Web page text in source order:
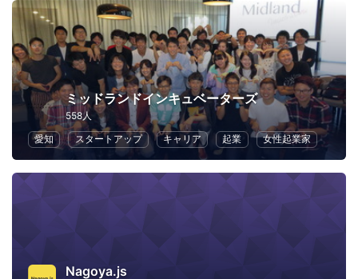
ミッドランドインキュベーターズ
558人
愛知
スタートアップ キャリア 起業 女性起業家
Nagoya.js